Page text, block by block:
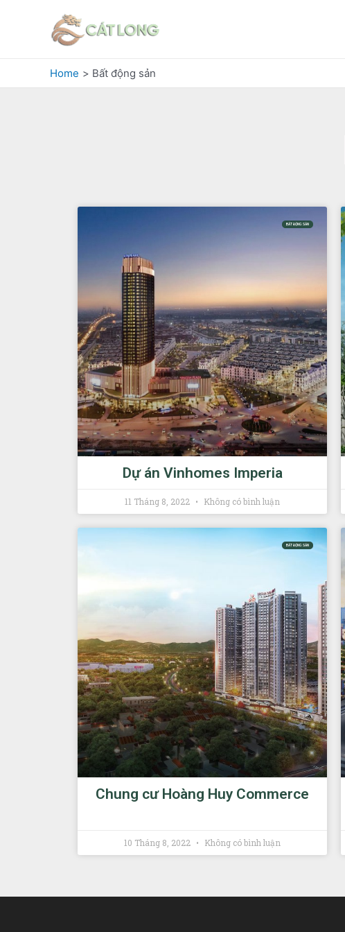
Home Bất động sản
BẤT ĐỘNG SẢN
Dự án Vinhomes Imperia
11 Tháng 8, 2022 Không có bình luận
BẤT ĐỘNG SẢN
Chung cư Hoàng Huy Commerce
10 Tháng 8, 2022 Không có bình luận